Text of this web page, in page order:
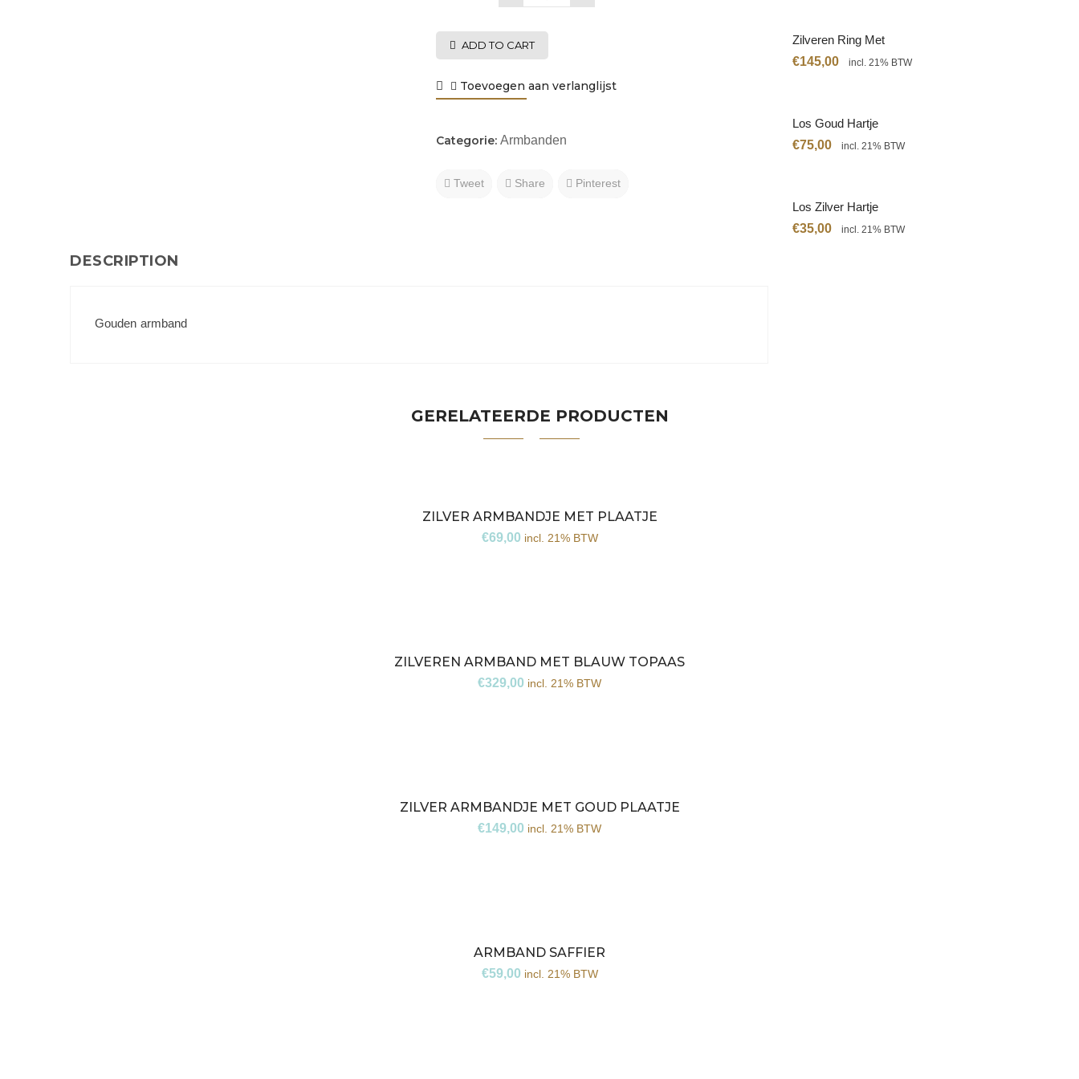
ADD TO CART
Toevoegen aan verlanglijst
Categorie:Armbanden
Tweet Share Pinterest
DESCRIPTION
Gouden armband
Zilveren Ring Met
Citrien
€145,00 incl. 21% BTW
Los Goud Hartje
€75,00 incl. 21% BTW
Los Zilver Hartje
€35,00 incl. 21% BTW
GERELATEERDE PRODUCTEN
ZILVER ARMBANDJE MET PLAATJE
€69,00 incl. 21% BTW
ZILVEREN ARMBAND MET BLAUW TOPAAS
€329,00 incl. 21% BTW
ZILVER ARMBANDJE MET GOUD PLAATJE
€149,00 incl. 21% BTW
ARMBAND SAFFIER
€59,00 incl. 21% BTW